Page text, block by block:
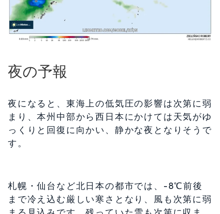
夜の予報
夜になると、東海上の低気圧の影響は次第に弱
まり、本州中部から西日本にかけては天気がゆ
っくりと回復に向かい、静かな夜となりそうで
す。
札幌・仙台など北日本の都市では、-8℃前後
まで冷え込む厳しい寒さとなり、風も次第に弱